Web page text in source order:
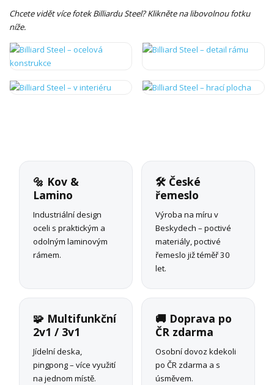
Chcete vidět více fotek Billiardu Steel? Klikněte na libovolnou fotku
níže.
🔩 Kov &
Lamino
Industriální design
oceli s praktickým a
odolným laminovým
rámem.
🛠 České
řemeslo
Výroba na míru v
Beskydech – poctivé
materiály, poctivé
řemeslo již téměř 30
let.
🧩 Multifunkční
2v1 / 3v1
Jídelní deska,
pingpong – více využití
na jednom místě.
🚚 Doprava po
ČR zdarma
Osobní dovoz kdekoli
po ČR zdarma a s
úsměvem.